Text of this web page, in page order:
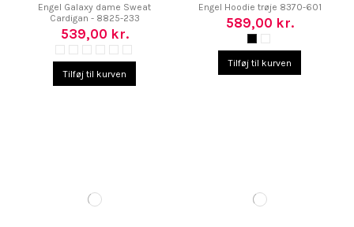
Engel Galaxy dame Sweat
Cardigan - 8825-233
539,00 kr.
Tilføj til kurven
Engel Hoodie trøje 8370-601
589,00 kr.
Tilføj til kurven